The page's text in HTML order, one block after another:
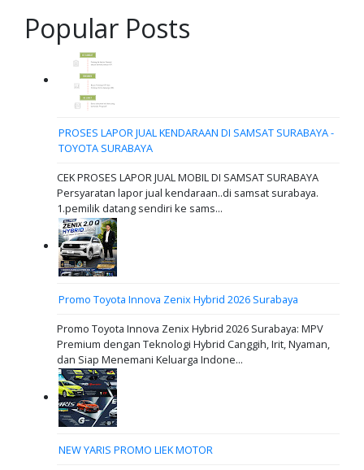
Popular Posts
PROSES LAPOR JUAL KENDARAAN DI SAMSAT SURABAYA -
TOYOTA SURABAYA
CEK PROSES LAPOR JUAL MOBIL DI SAMSAT SURABAYA
Persyaratan lapor jual kendaraan..di samsat surabaya.
1.pemilik datang sendiri ke sams...
Promo Toyota Innova Zenix Hybrid 2026 Surabaya
Promo Toyota Innova Zenix Hybrid 2026 Surabaya: MPV
Premium dengan Teknologi Hybrid Canggih, Irit, Nyaman,
dan Siap Menemani Keluarga Indone...
NEW YARIS PROMO LIEK MOTOR